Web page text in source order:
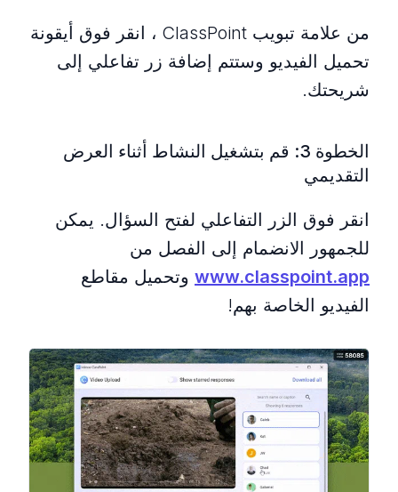
من علامة تبويب ClassPoint ، انقر فوق أيقونة
تحميل الفيديو وستتم إضافة زر تفاعلي إلى
شريحتك.
الخطوة 3: قم بتشغيل النشاط أثناء العرض
التقديمي
انقر فوق الزر التفاعلي لفتح السؤال. يمكن
للجمهور الانضمام إلى الفصل من
www.classpoint.app وتحميل مقاطع
الفيديو الخاصة بهم!